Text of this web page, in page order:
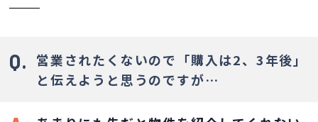
Q.
営業されたくないので「購入は2、3年後」
と伝えようと思うのですが…